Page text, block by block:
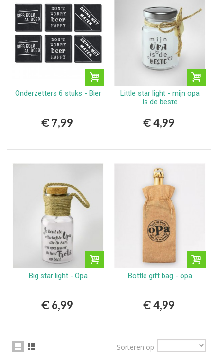
Onderzetters 6 stuks - Bier
€ 7,99
Little star light - mijn opa
is de beste
€ 4,99
Big star light - Opa
€ 6,99
Bottle gift bag - opa
€ 4,99
Sorteren op